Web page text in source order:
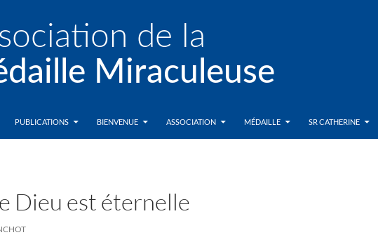
PUBLICATIONS
BIENVENUE ASSOCIATION MÉDAILLE SR CATHERINE
Dieu est éternelle